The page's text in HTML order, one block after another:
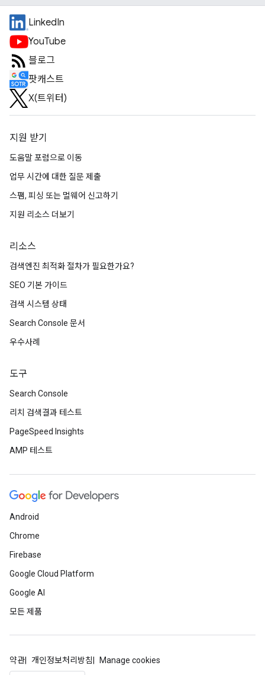
LinkedIn
YouTube
블로그
팟캐스트
X(트위터)
지원 받기
도움말 포럼으로 이동
업무 시간에 대한 질문 제출
스팸, 피싱 또는 멀웨어 신고하기
지원 리소스 더보기
리소스
검색엔진 최적화 절차가 필요한가요?
SEO 기본 가이드
검색 시스템 상태
Search Console 문서
우수사례
도구
Search Console
리치 검색결과 테스트
PageSpeed Insights
AMP 테스트
Android
Chrome
Firebase
Google Cloud Platform
Google AI
모든 제품
약관 개인정보처리방침 Manage cookies